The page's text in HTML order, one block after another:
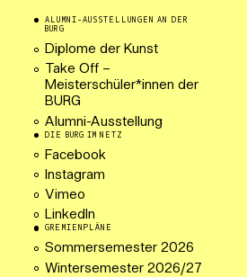
ALUMNI-AUSSTELLUNGEN AN DER
BURG
Diplome der Kunst
Take Off –
Meisterschüler*innen der
BURG
Alumni-Ausstellung
DIE BURG IM NETZ
Facebook
Instagram
Vimeo
LinkedIn
GREMIENPLÄNE
Sommersemester 2026
Wintersemester 2026/27